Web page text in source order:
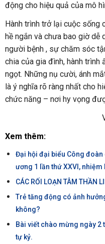
động cho hiệu quả của mô
Hành trình trở lại cuộc sống
hề ngắn và chưa bao giờ dễ
người bệnh , sự chăm sóc
chia của gia đình, hành trình
ngọt. Những nụ cười, ánh
là ý nghĩa rõ ràng nhất cho
chức năng – nơi hy vọng
Xem thêm:
Đại hội đại biểu Công đoàn
ương 1 lần thứ XXVI, nhiệm
CÁC RỐI LOẠN TÂM THẦN
Trẻ tăng động có ảnh
không?
Bài viết chào mừng ngày 2
tự kỷ.